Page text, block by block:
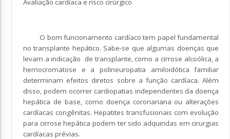
Avaliação cardíaca e risco cirúrgico
O bom funcionamento cardíaco tem papel fundamental
no transplante hepático. Sabe-se que algumas doenças que
levam a indicação de transplante, como a cirrose alcoólica, a
hemocromatose e a polineuropatia amiloidótica familiar
determinam efeitos diretos sobre a função cardíaca. Além
disso, podem ocorrer cardiopatias independentes da doença
hepática de base, como doença coronariana ou alterações
cardíacas congênitas. Hepatites transfusionais com evolução
para cirrose hepática podem ter sido adquiridas em cirurgias
cardíacas prévias.